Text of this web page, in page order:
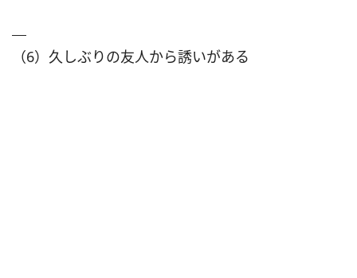
（6）久しぶりの友人から誘いがある